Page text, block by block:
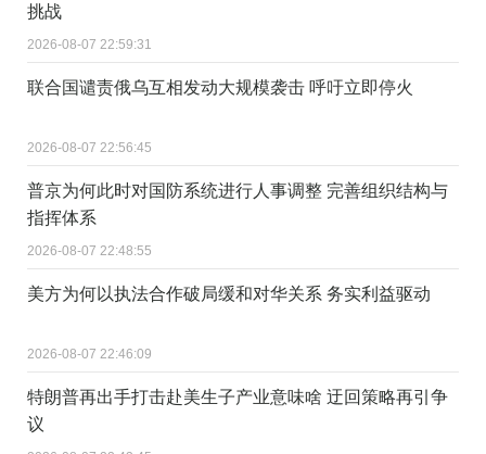
挑战
2026-08-07 22:59:31
联合国谴责俄乌互相发动大规模袭击 呼吁立即停火
2026-08-07 22:56:45
普京为何此时对国防系统进行人事调整 完善组织结构与
指挥体系
2026-08-07 22:48:55
美方为何以执法合作破局缓和对华关系 务实利益驱动
2026-08-07 22:46:09
特朗普再出手打击赴美生子产业意味啥 迂回策略再引争
议